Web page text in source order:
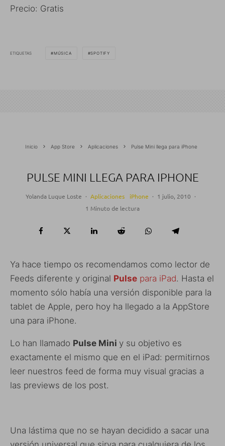
Precio: Gratis
ETIQUETAS MÚSICA SPOTIFY
Inicio App Store Aplicaciones Pulse Mini llega para iPhone
PULSE MINI LLEGA PARA IPHONE
Yolanda Luque Loste · Aplicaciones iPhone · 1 julio, 2010 ·
1 Minuto de lectura
Ya hace tiempo os recomendamos como lector de
Feeds diferente y original Pulse para iPad. Hasta el
momento sólo había una versión disponible para la
tablet de Apple, pero hoy ha llegado a la AppStore
una para iPhone.
Lo han llamado Pulse Mini y su objetivo es
exactamente el mismo que en el iPad: permitirnos
leer nuestros feed de forma muy visual gracias a
las previews de los post.
Una lástima que no se hayan decidido a sacar una